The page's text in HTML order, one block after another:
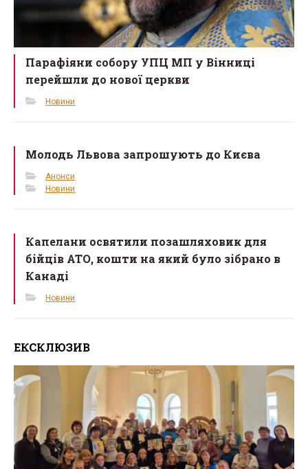
Парафіяни собору УПЦ МП у Вінниці
перейшли до нової церкви
Новини
Молодь Львова запрошують до Києва
Анонси
Новини
Капелани освятили позашляховик для
бійців АТО, кошти на який було зібрано в
Канаді
Новини
ЕКСКЛЮЗИВ